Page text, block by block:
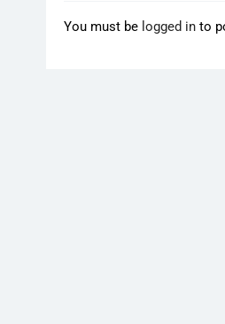
You must be logged in to